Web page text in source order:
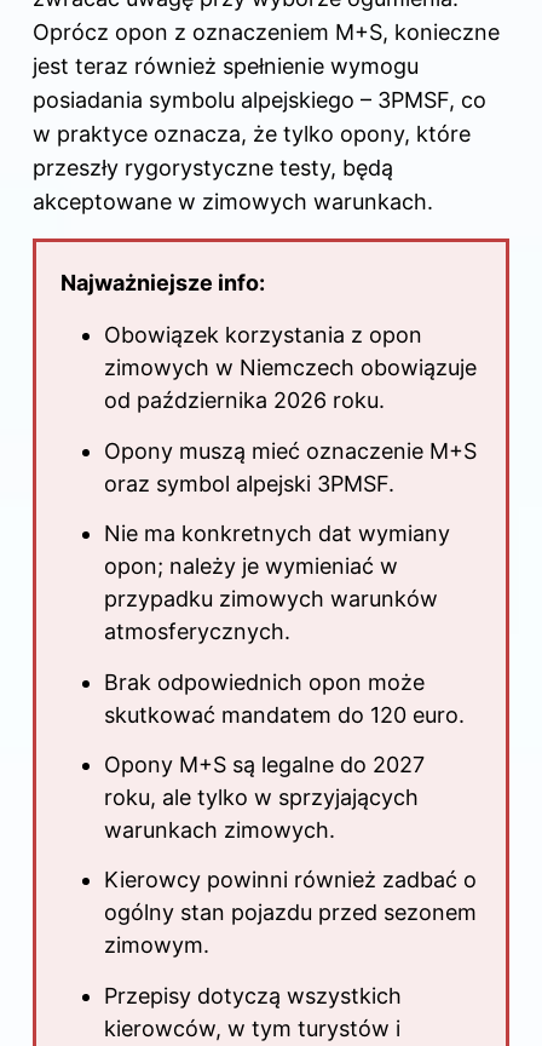
Oprócz opon z oznaczeniem M+S, konieczne
jest teraz również spełnienie wymogu
posiadania symbolu alpejskiego – 3PMSF, co
w praktyce oznacza, że tylko opony, które
przeszły rygorystyczne testy, będą
akceptowane w zimowych warunkach.
Najważniejsze info:
Obowiązek korzystania z opon
zimowych w Niemczech obowiązuje
od października 2026 roku.
Opony muszą mieć oznaczenie M+S
oraz symbol alpejski 3PMSF.
Nie ma konkretnych dat wymiany
opon; należy je wymieniać w
przypadku zimowych warunków
atmosferycznych.
Brak odpowiednich opon może
skutkować mandatem do 120 euro.
Opony M+S są legalne do 2027
roku, ale tylko w sprzyjających
warunkach zimowych.
Kierowcy powinni również zadbać o
ogólny stan pojazdu przed sezonem
zimowym.
Przepisy dotyczą wszystkich
kierowców, w tym turystów i